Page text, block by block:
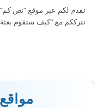
نقدم لكم عبر موقع “نص كم”
نترككم مع “كيف ستقوم